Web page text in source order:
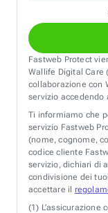
Fastweb Protect
Wallife Digital Care
collaborazione con
servizio accedendo
Ti informiamo che
servizio Fastweb
(nome, cognome,
codice cliente
servizio, dichiari di
condivisione dei
accettare il
(1) L’assicurazione